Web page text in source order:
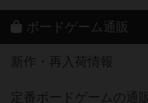
ボードゲーム通販
新作・再入荷情報
定番ボードゲームの通